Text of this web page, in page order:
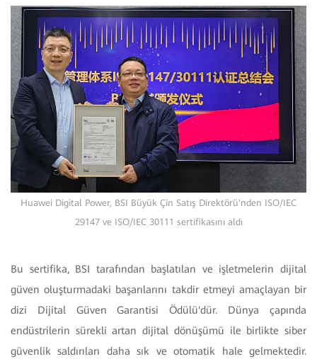
Huawei Digital Power, BSI Büyük Çin Satış Direktörü'nden ISO/IEC
29147 ve ISO/IEC 30111 sertifikasını aldı
Bu sertifika, BSI tarafından başlatılan ve işletmelerin dijital
güven oluşturmadaki başarılarını takdir etmeyi amaçlayan bir
dizi Dijital Güven Garantisi Ödülü'dür. Dünya çapında
endüstrilerin sürekli artan dijital dönüşümü ile birlikte siber
güvenlik saldırıları daha sık ve otomatik hale gelmektedir.